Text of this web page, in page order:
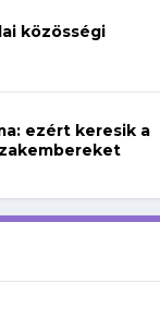
közösségi
ezért keresik a